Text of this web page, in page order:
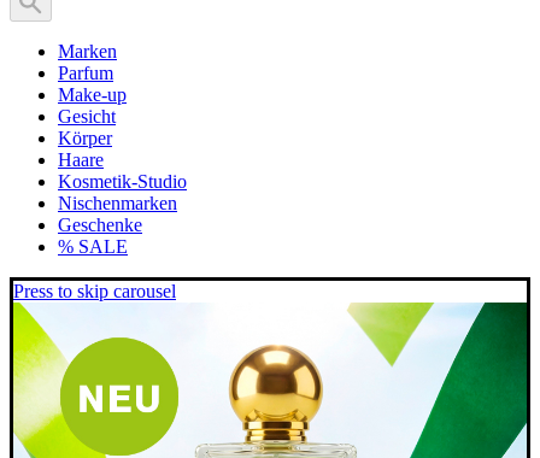
Marken
Parfum
Make-up
Gesicht
Körper
Haare
Kosmetik-Studio
Nischenmarken
Geschenke
% SALE
Press to skip carousel